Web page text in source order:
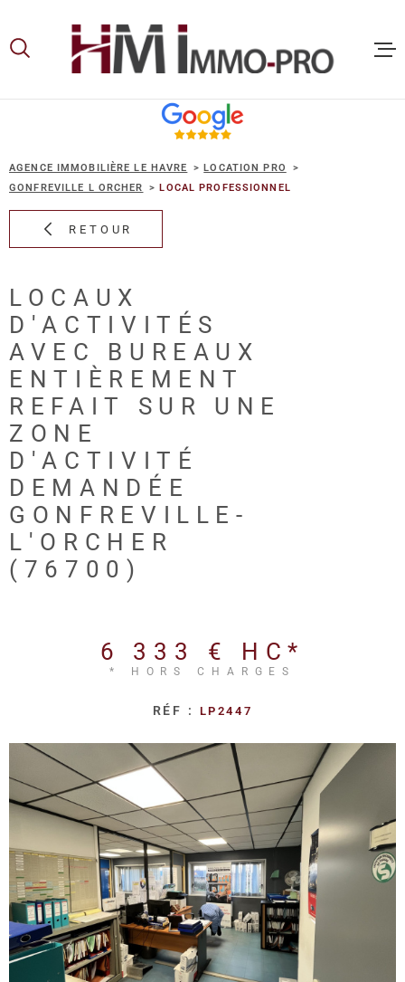
lamenu
contenu
AGENCE IMMOBILIÈRE LE HAVRE
LOCATION PRO
GONFREVILLE L ORCHER
LOCAL PROFESSIONNEL
RETOUR
LOCAUX
D'ACTIVITÉS
AVEC BUREAUX
ENTIÈREMENT
REFAIT SUR UNE
ZONE
D'ACTIVITÉ
DEMANDÉE
GONFREVILLE-
L'ORCHER
(76700)
6 333 € HC*
* HORS CHARGES
RÉF : LP2447